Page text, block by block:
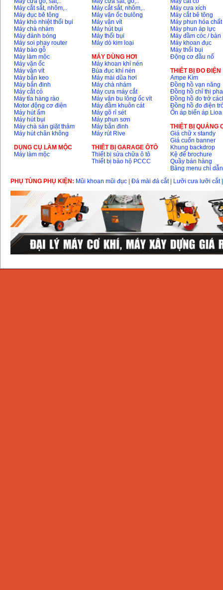
Máy cắt sắt, nhôm,..
Máy đục bê tông
Máy khò nhiệt thổi bụi
Máy chà nhám
Máy đánh bóng
Máy soi phay router
Máy bào gỗ
Máy làm mộc
Máy vặn ốc
Máy vặn vít
Máy bắn keo
Máy bắn đinh
Máy cắt cỏ
Máy tỉa hàng rào
Motor động cơ điện
Máy hút ẩm
Máy hút bụi
Máy chà sàn giặt thảm
Máy hút chân không
DỤNG CỤ LÀM MỘC
Máy làm mộc
Máy cắt sắt, nhôm,..
Máy vặn ốc bulông
Máy vặn vít
Máy hút bụi
Máy thổi bụi
Máy dò kim loại
MÁY DÙNG HƠI
Máy khoan khí nén
Búa đục khí nén
Máy mài dũa hơi
Máy chà nhám
Máy cưa máy cắt
Máy vặn bu lông ốc vít
Máy đầm khuôn cát
Máy gõ rỉ sét
Máy phun sơn
Máy bắn đinh
Máy rút Rive
THIÊT BỊ GARAGE ÔTÔ
Thiết bị sửa chữa ô tô
Thiết bị bảo hộ PCCC
Máy cưa xích
Máy cắt bê tông
Máy phun hóa chất
Máy phun áp lực
Máy đầm cóc / bàn
Máy khoan đục
Máy thổi bụi
Động cơ đầu nổ
THIÊT BỊ ĐO ĐIỆN
Ampe Kìm
Đồng hồ vạn năng
Đồng hồ chỉ thị pha
Đồng hồ đo trở
Đồng hồ đo điện
Ổn áp biến áp Lioa
THIỆT BỊ QUẢNG
Giá chữ x standy
Giá cuốn banner
Khung backdrop
Kệ để brochure
Quầy bán hàng
Bảng menu chỉ dẫn
PHỤ TÙNG PHỤ KIỆN: Mũi khoan mũi đục Đá mài đá cắt| Lưỡi cưa lưỡi cắt